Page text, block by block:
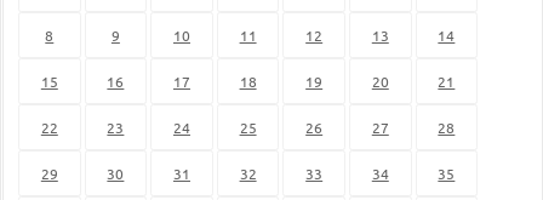
8 9 10 11 12 13 14
15 16 17 18 19 20 21
22 23 24 25 26 27 28
29 30 31 32 33 34 35